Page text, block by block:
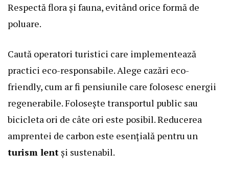
Respectă flora și fauna, evitând orice formă de
poluare.
Caută operatori turistici care implementează
practici eco-responsabile. Alege cazări eco-
friendly, cum ar fi pensiunile care folosesc energii
regenerabile. Folosește transportul public sau
bicicleta ori de câte ori este posibil. Reducerea
amprentei de carbon este esențială pentru un
turism lent și sustenabil.